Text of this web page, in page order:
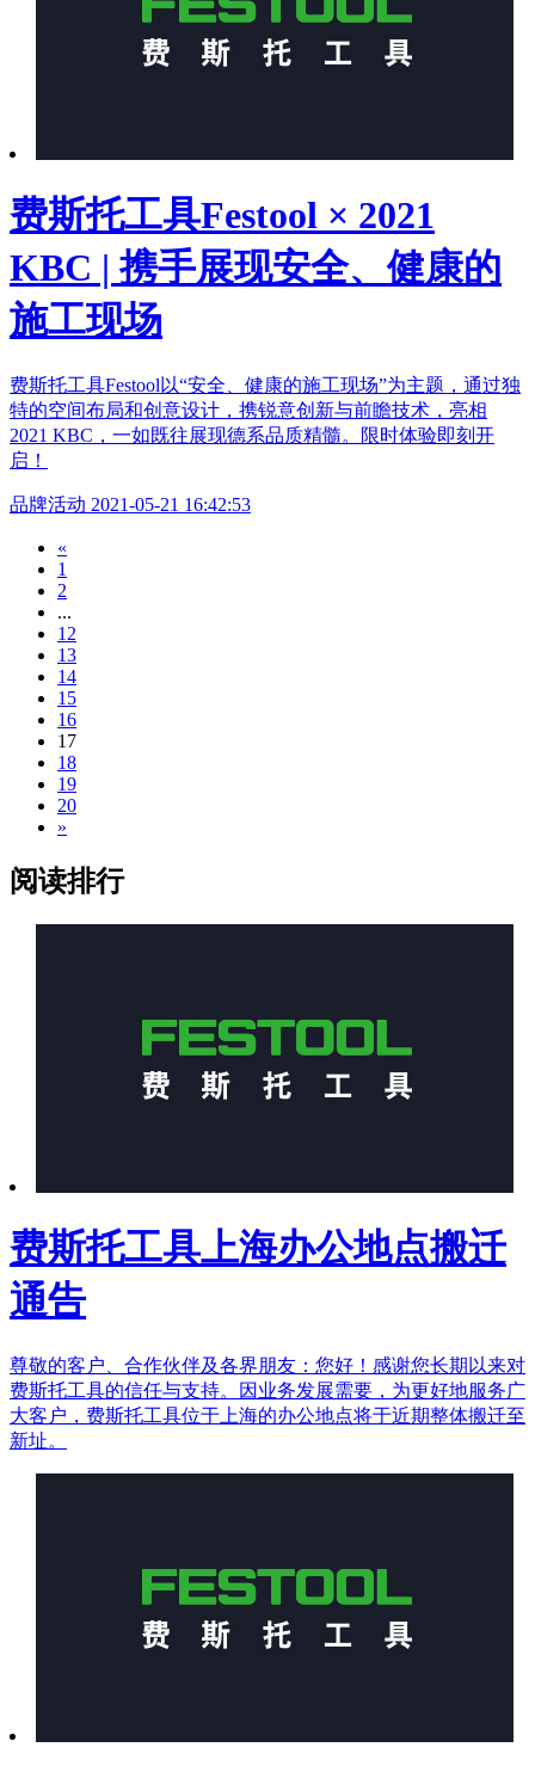
费斯托工具Festool × 2021
KBC | 携手展现安全、健康的
施工现场
费斯托工具Festool以“安全、健康的施工现场”为主题，通过独
特的空间布局和创意设计，携锐意创新与前瞻技术，亮相
2021 KBC，一如既往展现德系品质精髓。限时体验即刻开
启！
品牌活动 2021-05-21 16:42:53
«
1
2
...
12
13
14
15
16
17
18
19
20
»
阅读排行
费斯托工具上海办公地点搬迁
通告
尊敬的客户、合作伙伴及各界朋友：您好！感谢您长期以来对
费斯托工具的信任与支持。因业务发展需要，为更好地服务广
大客户，费斯托工具位于上海的办公地点将于近期整体搬迁至
新址。